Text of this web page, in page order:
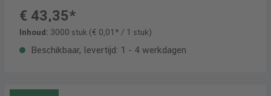
€ 43,35*
Inhoud: 3000 stuk (€ 0,01* / 1 stuk)
Beschikbaar, levertijd: 1 - 4 werkdagen